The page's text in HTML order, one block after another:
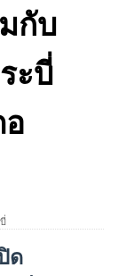
กับ
ะบี่
ด